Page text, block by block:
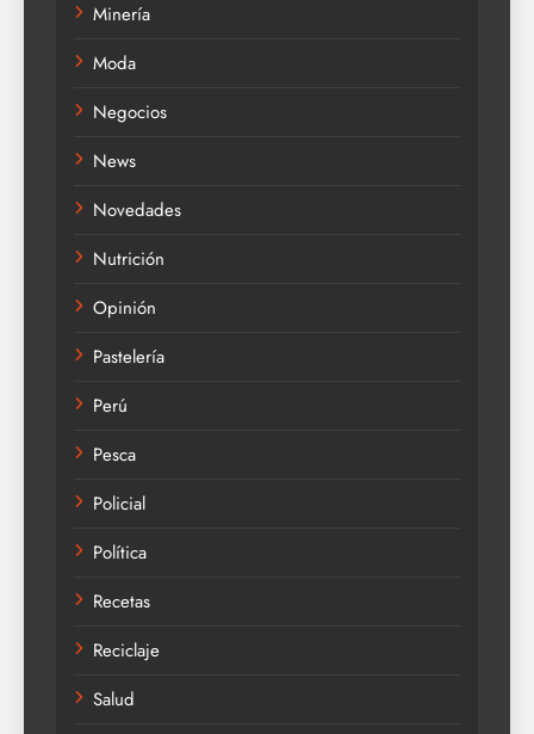
Minería
Moda
Negocios
News
Novedades
Nutrición
Opinión
Pastelería
Perú
Pesca
Policial
Política
Recetas
Reciclaje
Salud